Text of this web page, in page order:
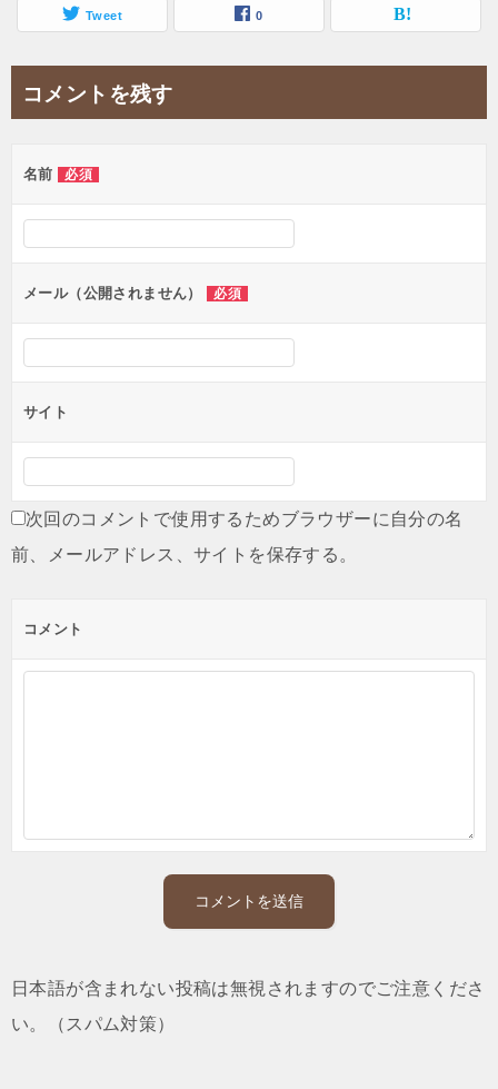
Tweet 0
コメントを残す
名前 必須
メール（公開されません） 必須
サイト
次回のコメントで使用するためブラウザーに自分の名
前、メールアドレス、サイトを保存する。
コメント
日本語が含まれない投稿は無視されますのでご注意くださ
い。（スパム対策）